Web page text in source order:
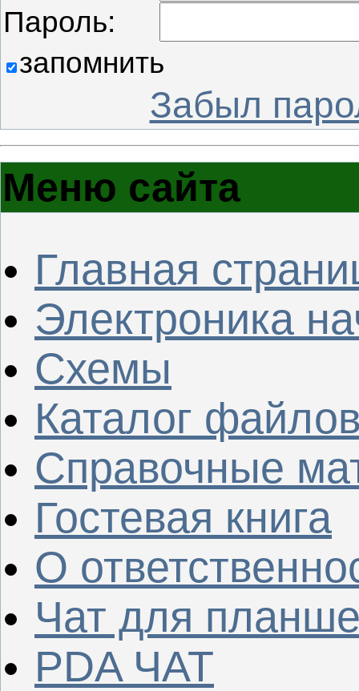
Пароль:
запомнить
Забыл
Меню сайта
Главная
Электроника
Схемы
Каталог
Справочные
Гостевая книга
О
Чат для
PDA ЧАТ